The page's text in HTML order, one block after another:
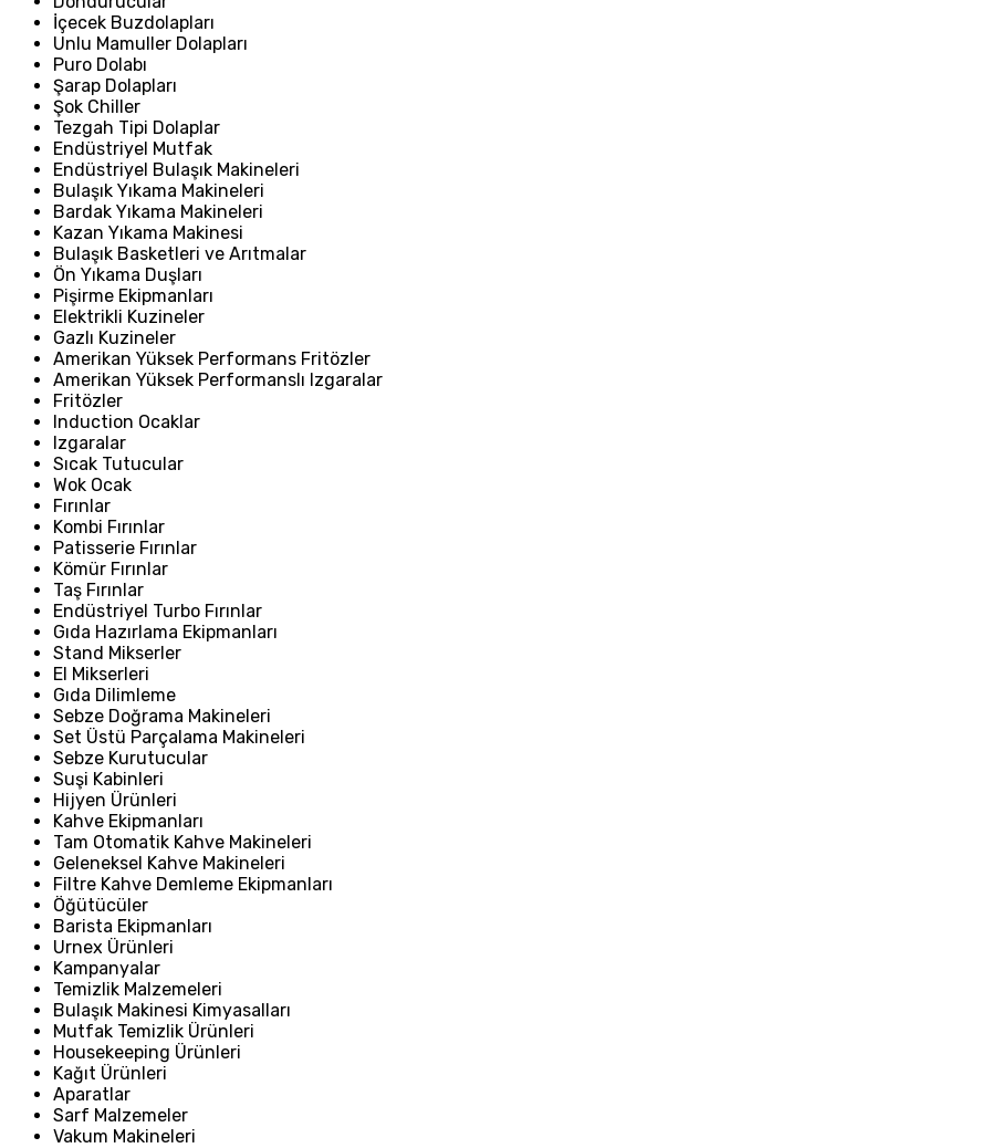
İçecek Buzdolapları
Unlu Mamuller Dolapları
Puro Dolabı
Şarap Dolapları
Şok Chiller
Tezgah Tipi Dolaplar
Endüstriyel Mutfak
Endüstriyel Bulaşık Makineleri
Bulaşık Yıkama Makineleri
Bardak Yıkama Makineleri
Kazan Yıkama Makinesi
Bulaşık Basketleri ve Arıtmalar
Ön Yıkama Duşları
Pişirme Ekipmanları
Elektrikli Kuzineler
Gazlı Kuzineler
Amerikan Yüksek Performans Fritözler
Amerikan Yüksek Performanslı Izgaralar
Fritözler
Induction Ocaklar
Izgaralar
Sıcak Tutucular
Wok Ocak
Fırınlar
Kombi Fırınlar
Patisserie Fırınlar
Kömür Fırınlar
Taş Fırınlar
Endüstriyel Turbo Fırınlar
Gıda Hazırlama Ekipmanları
Stand Mikserler
El Mikserleri
Gıda Dilimleme
Sebze Doğrama Makineleri
Set Üstü Parçalama Makineleri
Sebze Kurutucular
Suşi Kabinleri
Hijyen Ürünleri
Kahve Ekipmanları
Tam Otomatik Kahve Makineleri
Geleneksel Kahve Makineleri
Filtre Kahve Demleme Ekipmanları
Öğütücüler
Barista Ekipmanları
Urnex Ürünleri
Kampanyalar
Temizlik Malzemeleri
Bulaşık Makinesi Kimyasalları
Mutfak Temizlik Ürünleri
Housekeeping Ürünleri
Kağıt Ürünleri
Aparatlar
Sarf Malzemeler
Vakum Makineleri